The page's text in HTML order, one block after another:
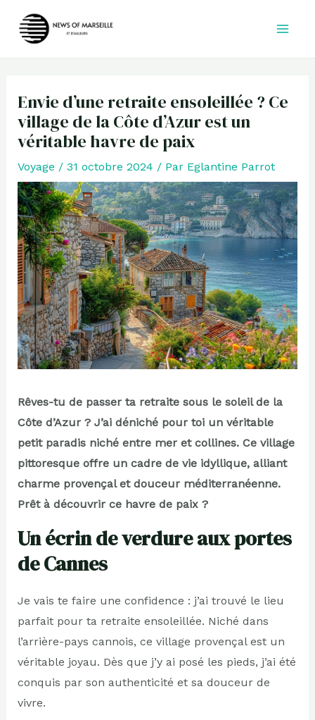
Envie d’une retraite ensoleillée ? Ce
village de la Côte d’Azur est un
véritable havre de paix
Voyage / 31 octobre 2024 / Par Eglantine Parrot
Rêves-tu de passer ta retraite sous le soleil de la
Côte d’Azur ? J’ai déniché pour toi un véritable
petit paradis niché entre mer et collines. Ce village
pittoresque offre un cadre de vie idyllique, alliant
charme provençal et douceur méditerranéenne.
Prêt à découvrir ce havre de paix ?
Un écrin de verdure aux portes
de Cannes
Je vais te faire une confidence : j’ai trouvé le lieu
parfait pour ta retraite ensoleillée. Niché dans
l’arrière-pays cannois, ce village provençal est un
véritable joyau. Dès que j’y ai posé les pieds, j’ai été
conquis par son authenticité et sa douceur de
vivre.